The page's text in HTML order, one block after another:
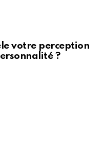
votre perception
?